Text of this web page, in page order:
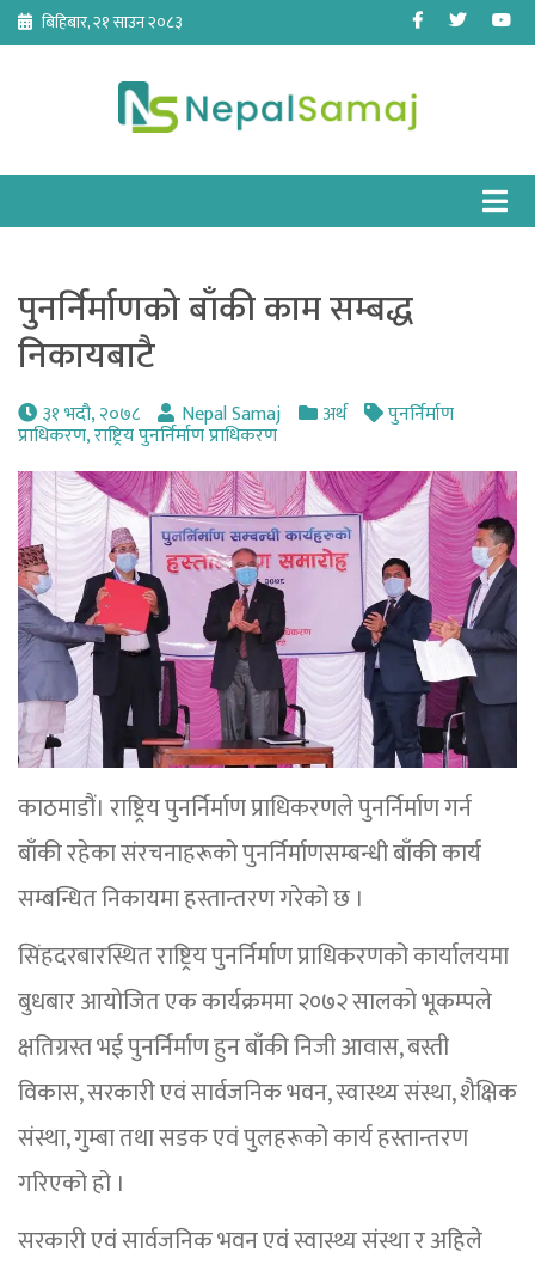
Skip
content
बिहिबार, २१ साउन २०८३ Facebook
Twitter
पुनर्निर्माणको बाँकी काम सम्बद्ध
निकायबाटै
३१ भदौ, २०७८ Nepal Samaj अर्थ पुनर्निर्माण
प्राधिकरण,राष्ट्रिय पुनर्निर्माण प्राधिकरण
काठमाडौं। राष्ट्रिय पुनर्निर्माण प्राधिकरणले पुनर्निर्माण गर्न
बाँकी रहेका संरचनाहरूको पुनर्निर्माणसम्बन्धी बाँकी कार्य
सम्बन्धित निकायमा हस्तान्तरण गरेको छ ।
सिंहदरबारस्थित राष्ट्रिय पुनर्निर्माण प्राधिकरणको कार्यालयमा
बुधबार आयोजित एक कार्यक्रममा २०७२ सालको भूकम्पले
क्षतिग्रस्त भई पुनर्निर्माण हुन बाँकी निजी आवास, बस्ती
विकास, सरकारी एवं सार्वजनिक भवन, स्वास्थ्य संस्था, शैक्षिक
संस्था, गुम्बा तथा सडक एवं पुलहरूको कार्य हस्तान्तरण
गरिएको हो ।
सरकारी एवं सार्वजनिक भवन एवं स्वास्थ्य संस्था र अहिले